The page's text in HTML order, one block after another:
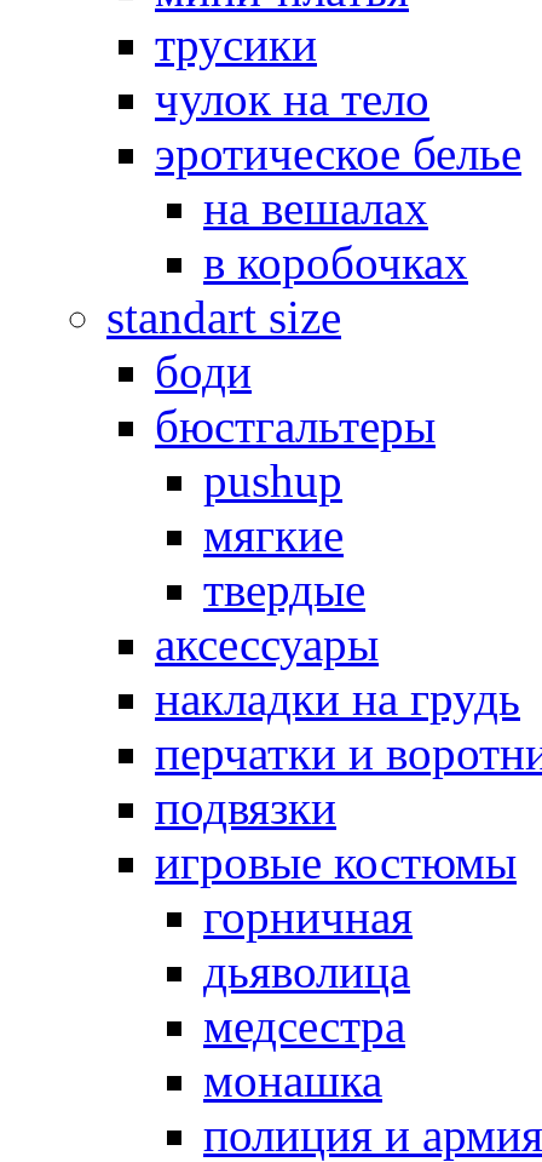
трусики
чулок на тело
эротическое белье
на вешалах
в коробочках
standart size
боди
бюстгальтеры
pushup
мягкие
твердые
аксессуары
накладки на грудь
перчатки и
подвязки
игровые костюмы
горничная
дьяволица
медсестра
монашка
полиция и армия